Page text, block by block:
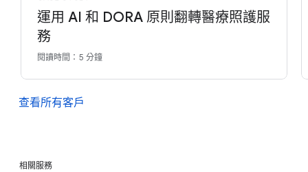
運用 AI 和 DORA 原則翻轉醫療照護服
務
閱讀時間：5 分鐘
查看所有客戶
相關服務